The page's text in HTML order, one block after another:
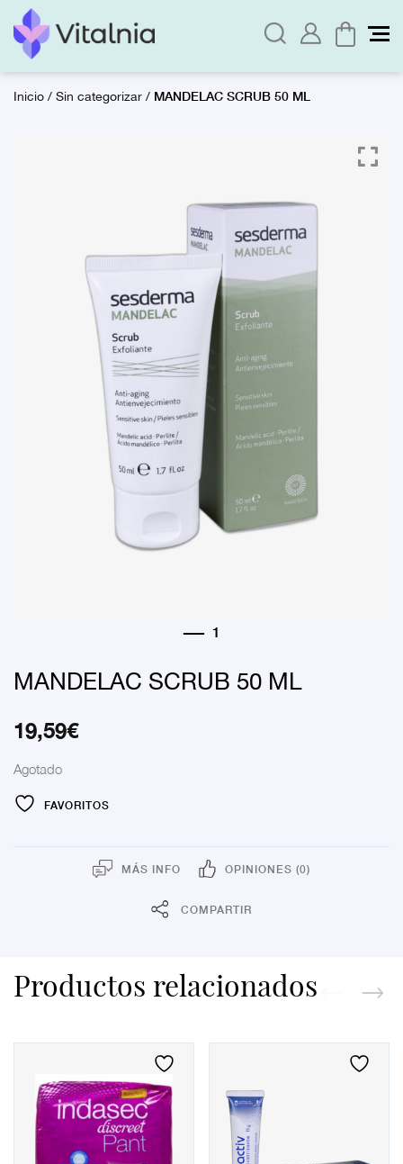
Inicio/Sin categorizar/ MANDELAC SCRUB 50 ML
MANDELAC SCRUB 50 ML
19,59€
Agotado
FAVORITOS
MÁS INFO OPINIONES (0)
COMPARTIR
Productos relacionados